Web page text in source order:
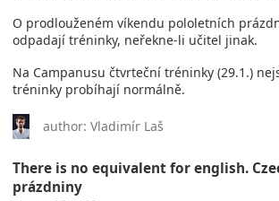
O prodlouženém víkendu pololetních
odpadají tréninky, neřekne-li učitel jinak.
Na Campanusu čtvrteční tréninky (29.1.)
tréninky probíhají normálně.
author: Vladimír Laš
There is no equivalent for english.
prázdniny